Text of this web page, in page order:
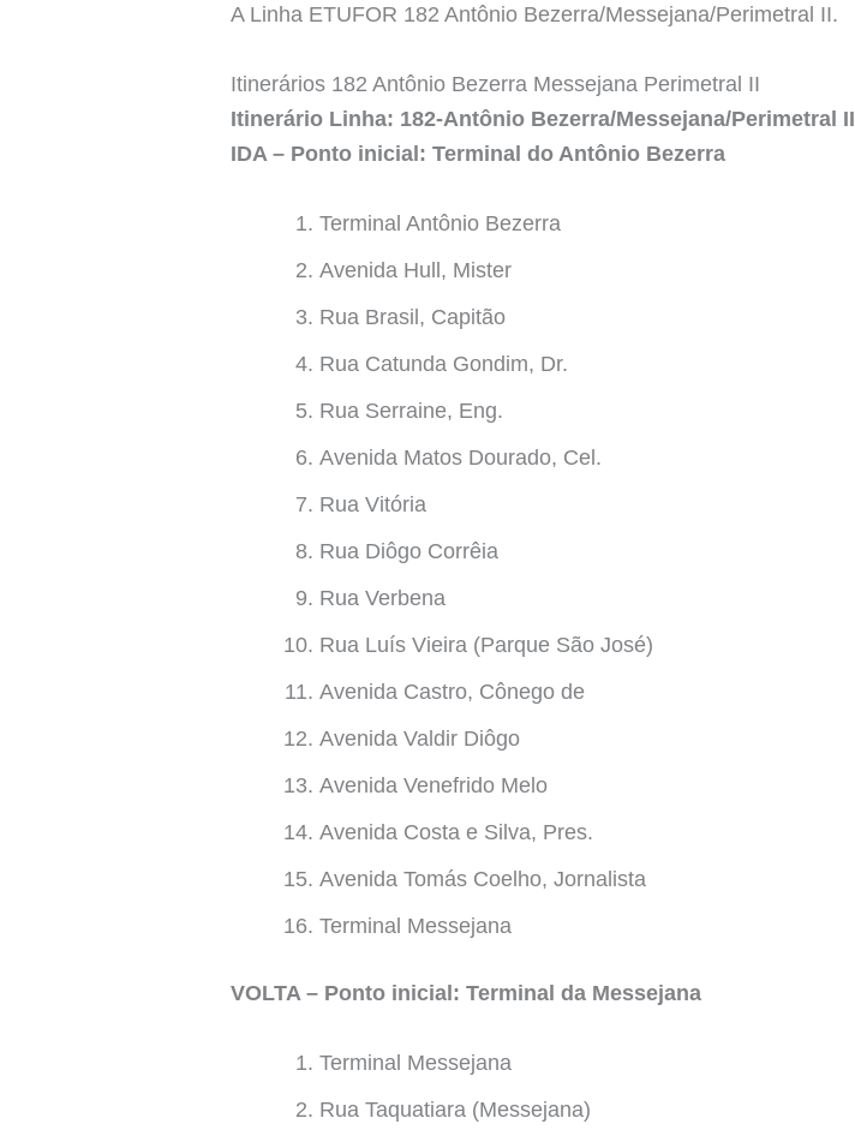
A Linha ETUFOR 182 Antônio Bezerra/Messejana/Perimetral II.
Itinerários 182 Antônio Bezerra Messejana Perimetral II
Itinerário Linha: 182-Antônio Bezerra/Messejana/Perimetral II
IDA – Ponto inicial: Terminal do Antônio Bezerra
Terminal Antônio Bezerra
Avenida Hull, Mister
Rua Brasil, Capitão
Rua Catunda Gondim, Dr.
Rua Serraine, Eng.
Avenida Matos Dourado, Cel.
Rua Vitória
Rua Diôgo Corrêia
Rua Verbena
Rua Luís Vieira (Parque São José)
Avenida Castro, Cônego de
Avenida Valdir Diôgo
Avenida Venefrido Melo
Avenida Costa e Silva, Pres.
Avenida Tomás Coelho, Jornalista
Terminal Messejana
VOLTA – Ponto inicial: Terminal da Messejana
Terminal Messejana
Rua Taquatiara (Messejana)